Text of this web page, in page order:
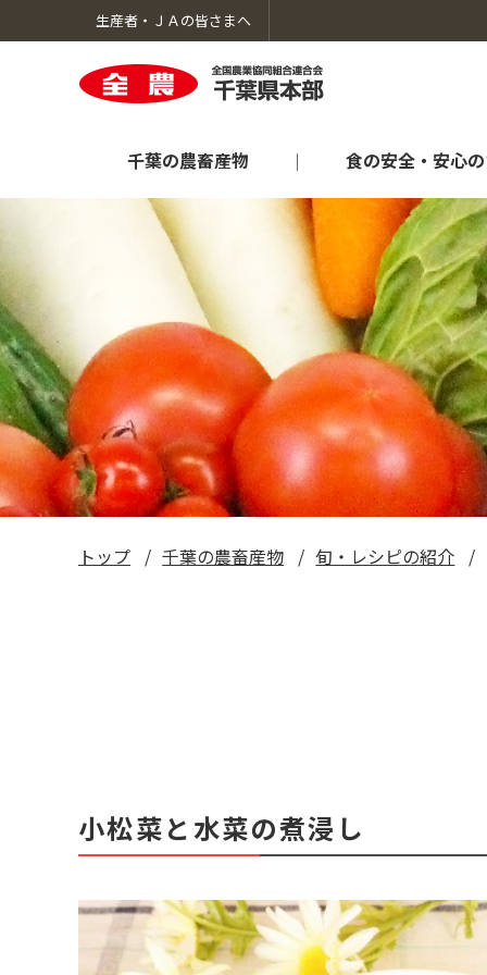
生産者・ＪＡの皆さまへ
千葉の農畜産物 食の安全・安心
千葉の農畜産物のトップへ
オンラインショップ「ＪＡタウン」
食の安全・安心のための取り組みのトップへ
生産者向け情報のトップへ
肥料農薬情報
暮らしのサービスのトップへ
ＪＡ全農ちばについてのトップへ
トップ 千葉の農畜産物 旬・レシピの紹介
小松菜と水菜の煮浸し